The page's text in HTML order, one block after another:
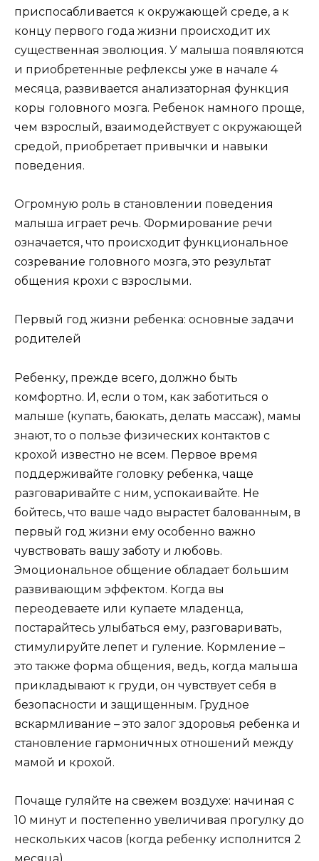
приспосабливается к окружающей среде, а к
концу первого года жизни происходит их
существенная эволюция. У малыша появляются
и приобретенные рефлексы уже в начале 4
месяца, развивается анализаторная функция
коры головного мозга. Ребенок намного проще,
чем взрослый, взаимодействует с окружающей
средой, приобретает привычки и навыки
поведения.
Огромную роль в становлении поведения
малыша играет речь. Формирование речи
означается, что происходит функциональное
созревание головного мозга, это результат
общения крохи с взрослыми.
Первый год жизни ребенка: основные задачи
родителей
Ребенку, прежде всего, должно быть
комфортно. И, если о том, как заботиться о
малыше (купать, баюкать, делать массаж), мамы
знают, то о пользе физических контактов с
крохой известно не всем. Первое время
поддерживайте головку ребенка, чаще
разговаривайте с ним, успокаивайте. Не
бойтесь, что ваше чадо вырастет балованным, в
первый год жизни ему особенно важно
чувствовать вашу заботу и любовь.
Эмоциональное общение обладает большим
развивающим эффектом. Когда вы
переодеваете или купаете младенца,
постарайтесь улыбаться ему, разговаривать,
стимулируйте лепет и гуление. Кормление –
это также форма общения, ведь, когда малыша
прикладывают к груди, он чувствует себя в
безопасности и защищенным. Грудное
вскармливание – это залог здоровья ребенка и
становление гармоничных отношений между
мамой и крохой.
Почаще гуляйте на свежем воздухе: начиная с
10 минут и постепенно увеличивая прогулку до
нескольких часов (когда ребенку исполнится 2